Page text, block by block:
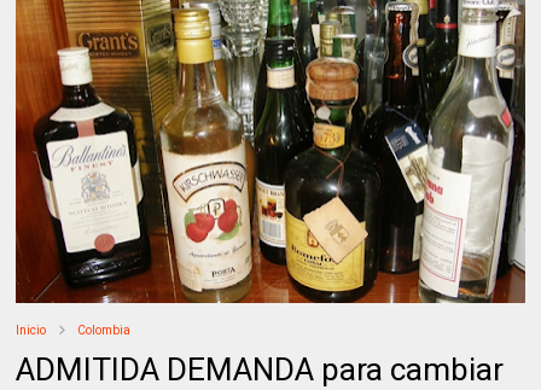
Inicio Colombia
ADMITIDA DEMANDA para cambiar